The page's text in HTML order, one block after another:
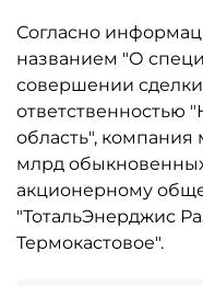
Согласно
названием "О
совершении
ответственностью
область", компания
млрд
акционерному
"ТотальЭнерджис
Термокастовое".